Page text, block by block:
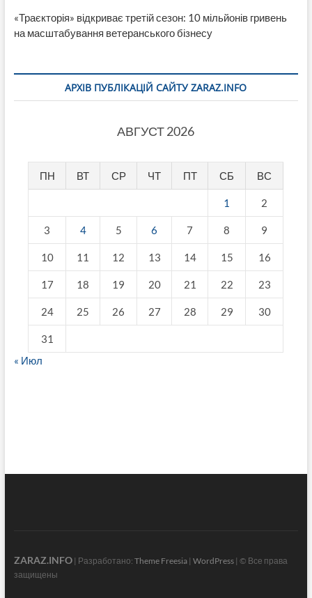
«Траєкторія» відкриває третій сезон: 10 мільйонів гривень
на масштабування ветеранського бізнесу
АРХІВ ПУБЛІКАЦІЙ САЙТУ ZARAZ.INFO
АВГУСТ 2026
ПН ВТ СР ЧТ ПТ СБ ВС
1 2
3 4 5 6 7 8 9
10 11 12 13 14 15 16
17 18 19 20 21 22 23
24 25 26 27 28 29 30
31
« Июл
ZARAZ.INFO| Разработано: Theme Freesia| WordPress| © Все права
защищены